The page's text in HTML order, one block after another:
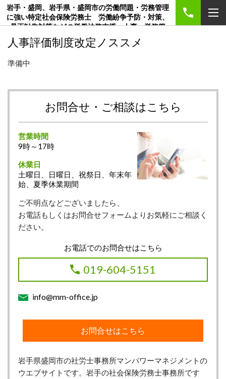
岩手・盛岡、岩手県・盛岡市の労働問題・労務管理
に強い特定社会保険労務士 労働紛争予防・対策、
是正勧告対策などの労働法務支援、人事・労務管
理、賃金制度、就業規則・各種規程、創業のご相談
は社労士事務所マンパワーマネジメント
人事評価制度改定ノススメ
準備中
お問合せ・ご相談はこちら
営業時間
9時～17時
休業日
土曜日、日曜日、祝祭日、年末年
始、夏季休業期間
ご不明点などございましたら、
お電話もしくはお問合せフォームよりお気軽にご相談く
ださい。
お電話でのお問合せはこちら
019-604-5151
info@mm-office.jp
お問合せはこちら
岩手県盛岡市の社労士事務所マンパワーマネジメントの
ウエブサイトです。岩手の社会保険労務士事務所です